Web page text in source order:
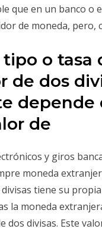
que en un banco o
de moneda, pero,
tipo o
de dos
depende
de
y giros
moneda
tiene su
la moneda
dos divisas. Este